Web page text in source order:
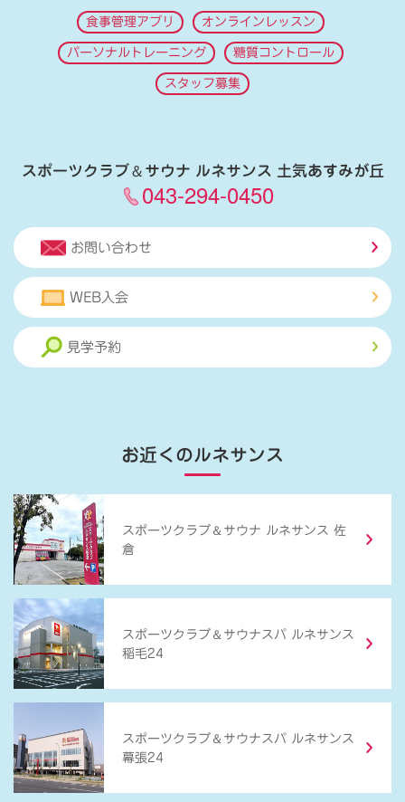
食事管理アプリ オンラインレッスン
パーソナルトレーニング 糖質コントロール
スタッフ募集
スポーツクラブ＆サウナ ルネサンス 土気あすみが丘
043-294-0450
お問い合わせ
WEB入会
見学予約
お近くのルネサンス
スポーツクラブ ＆ サウナ ルネサンス 佐
倉
スポーツクラブ ＆ サウナスパ ルネサンス
稲毛24
スポーツクラブ ＆ サウナスパ ルネサンス
幕張24